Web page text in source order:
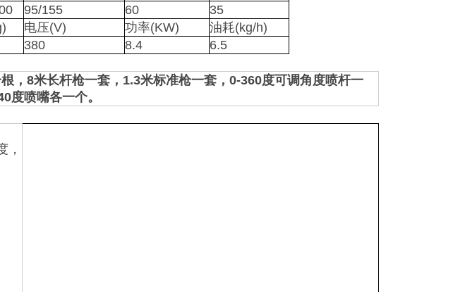
95/155 60
35
电压(V) 功率(KW)
油耗(kg/h)
380 8.4 6.5
，8米长杆枪一套，1.3米标准枪一套，0-360度可调角度喷杆一
度喷嘴各一个。
，